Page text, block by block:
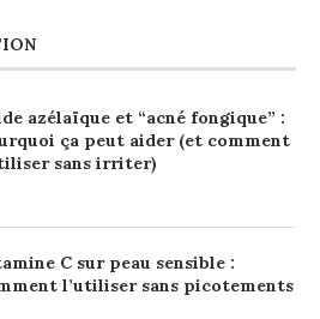
azélaïque et “acné fongique” :
ça peut aider (et comment
sans irriter)
C sur peau sensible :
l’utiliser sans picotements